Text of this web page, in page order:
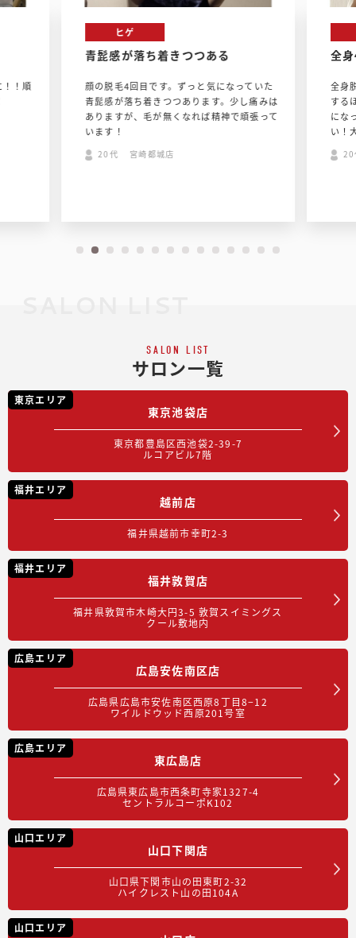
！順
ヒゲ
青髭感が落ち着きつつある
顔の脱毛4回目です。ずっと気になっていた
青髭感が落ち着きつつあります。少し痛みは
ありますが、毛が無くなれば精神で頑張って
います！
20代 宮崎都城店
全
全身
する
にな
い！
SALON LIST
サロン一覧
東京エリア
東京池袋店
東京都豊島区西池袋2-39-7
ルコアビル7階
福井エリア
越前店
福井県越前市幸町2-3
福井エリア
福井敦賀店
福井県敦賀市木崎大円3-5 敦賀スイミングス
クール敷地内
広島エリア
広島安佐南区店
広島県広島市安佐南区西原8丁目8−12
ワイルドウッド西原201号室
広島エリア
東広島店
広島県東広島市西条町寺家1327-4
セントラルコーポK102
山口エリア
山口下関店
山口県下関市山の田東町2-32
ハイクレスト山の田104A
山口エリア